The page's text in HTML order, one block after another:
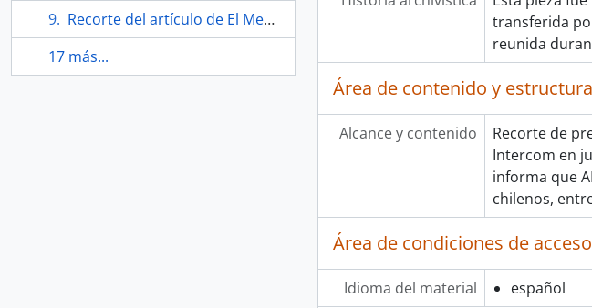
Recorte del artículo de El Mercurio "Bufones interpretan obra basada en textos de Parra"
17 más...
transferida
reunida
Área de contenido y estructura
Alcance y contenido
Recorte de
Intercom en
informa que
chilenos,
Área de condiciones de
Idioma del material español